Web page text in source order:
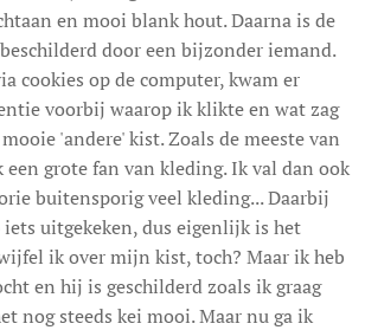
en mooi blank hout. Daarna is de
door een bijzonder iemand.
cookies op de computer, kwam er
voorbij waarop ik klikte en wat zag
'andere' kist. Zoals de meeste van
grote fan van kleding. Ik val dan ook
buitensporig veel kleding... Daarbij
uitgekeken, dus eigenlijk is het
ik over mijn kist, toch? Maar ik heb
en hij is geschilderd zoals ik graag
nog steeds kei mooi. Maar nu ga ik